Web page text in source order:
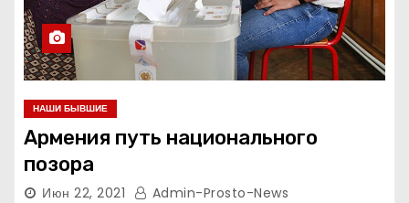
НАШИ БЫВШИЕ
Армения путь национального
позора
Июн 22, 2021 Admin-Prosto-News